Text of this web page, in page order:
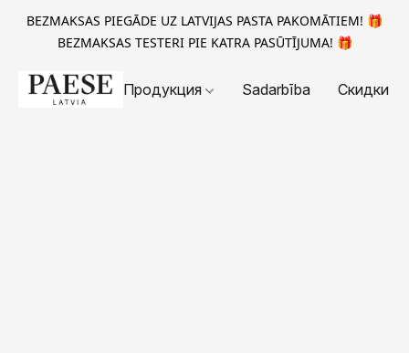
BEZMAKSAS PIEGĀDE UZ LATVIJAS PASTA PAKOMĀTIEM! 🎁
BEZMAKSAS TESTERI PIE KATRA PASŪTĪJUMA! 🎁
Продукция Sadarbība Скидки